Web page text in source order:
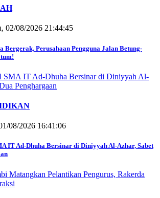
02/08/2026 21:44:45
Bergerak, Perusahaan Pengguna Jalan Betung-
08/2026 16:41:06
IT Ad-Dhuha Bersinar di Diniyyah Al-Azhar, Sabet